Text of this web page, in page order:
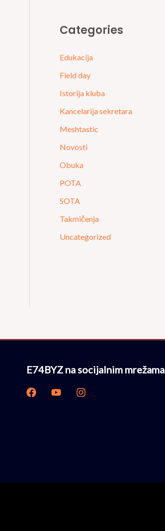
Categories
Edukacija
Field day
Istorija kluba
Kancelarija sekretara
Meshtastic
Novosti
Obuka
POTA
SOTA
Takmičenja
Uncategorized
E74BYZ na socijalnim mrežama